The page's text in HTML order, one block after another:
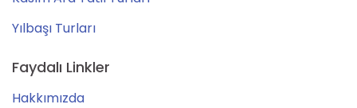
Yılbaşı Turları
Faydalı Linkler
Hakkımızda